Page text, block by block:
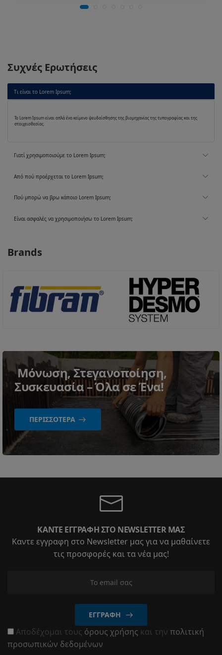
Συχνές Ερωτήσεις
Τι είναι το Lorem Ipsum;
Το Lorem Ipsum είναι απλά ένα κείμενο ψευδαίσθησης της βιομηχανίας της τυπογραφίας και της
στοιχειοθεσίας.
Γιατί χρησιμοποιούμε το Lorem Ipsum;
Από πού προέρχεται το Lorem Ipsum;
Πού μπορώ να βρω κάποιο Lorem Ipsum;
Είναι ασφαλές να χρησιμοποιήσω το Lorem Ipsum;
Brands
Μόνωση, Στεγανοποίηση,
Συσκευασία – Όλα σε Ένα!
ΠΕΡΙΣΣΌΤΕΡΑ
ΚΆΝΤΕ ΕΓΓΡΑΦΉ ΣΤΟ NEWSLETTER ΜΑΣ
Καντε εγγραφη στο Newsletter μας για να μαθαίνετε
τις προσφορές και τα νέα μας!
ΕΓΓΡΑΦΉ
Αποδέχομαι τους όρους χρήσης και την πολιτική
προσωπικών δεδομένων